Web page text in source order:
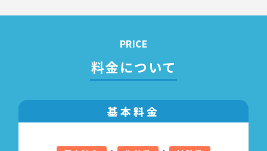
PRICE
料金について
基本料金